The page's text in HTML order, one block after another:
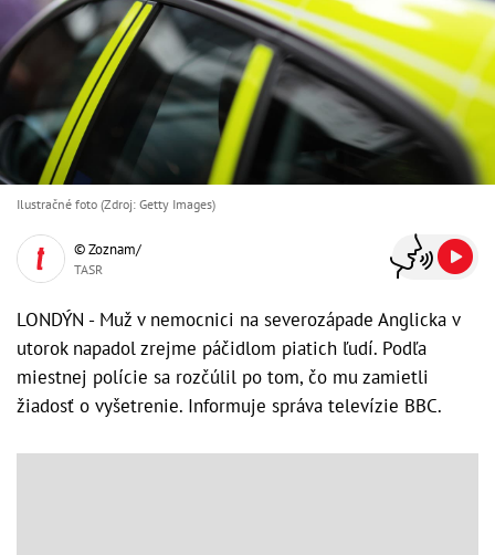
Ilustračné foto (Zdroj: Getty Images)
© Zoznam/
TASR
LONDÝN - Muž v nemocnici na severozápade Anglicka v
utorok napadol zrejme páčidlom piatich ľudí. Podľa
miestnej polície sa rozčúlil po tom, čo mu zamietli
žiadosť o vyšetrenie. Informuje správa televízie BBC.